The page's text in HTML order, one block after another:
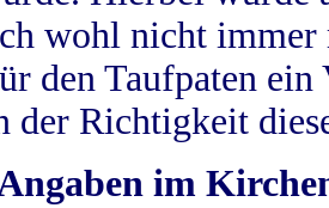
wohl nicht
den Taufpaten
der Richtigkeit
im